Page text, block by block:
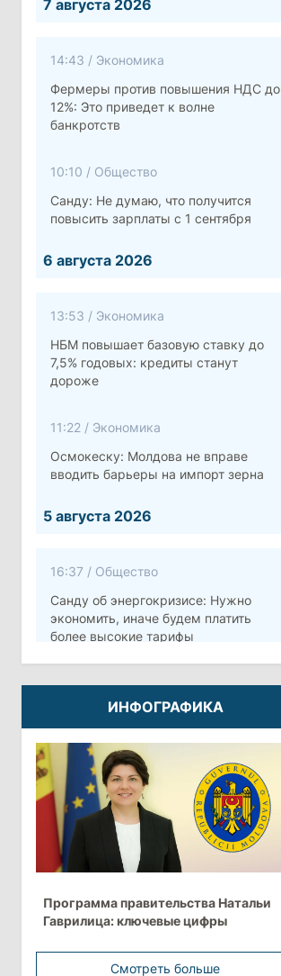
7 августа 2026
14:43 / Экономика
Фермеры против повышения НДС до
12%: Это приведет к волне
банкротств
10:10 / Общество
Санду: Не думаю, что получится
повысить зарплаты с 1 сентября
6 августа 2026
13:53 / Экономика
НБМ повышает базовую ставку до
7,5% годовых: кредиты станут
дороже
11:22 / Экономика
Осмокеску: Молдова не вправе
вводить барьеры на импорт зерна
5 августа 2026
16:37 / Общество
Санду об энергокризисе: Нужно
экономить, иначе будем платить
более высокие тарифы
10:12/Безопасность
Молдова готовит программу по
укреплению обороны стоимостью
более 10 млрд леев на ближайшие
пять лет
4 августа 2026
15:15
Экономика
европейских стран с самой низкой
минимальной зарплатой
ИНФОГРАФИКА
Программа правительства Натальи
Гаврилица: ключевые цифры
Смотреть больше